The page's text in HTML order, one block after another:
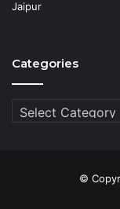
Jaipur
Categories
Categories
©